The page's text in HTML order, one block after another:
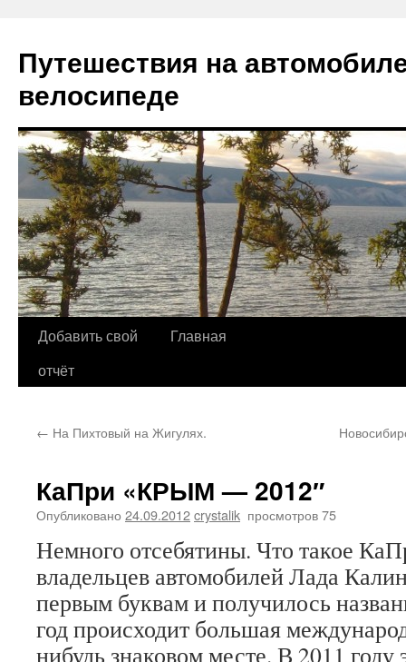
Путешествия на
велосипеде
Skip
Добавить свой
отчёт
Главная
← На Пихтовый на Жигулях.
КаПри «КРЫМ — 2012″
Опубликовано 24.09.2012crystalik просмотров 75
Немного отсебятины. Что такое
владельцев автомобилей Лада
первым буквам и получилось
год происходит большая
нибудь знаковом месте. В 2011 году